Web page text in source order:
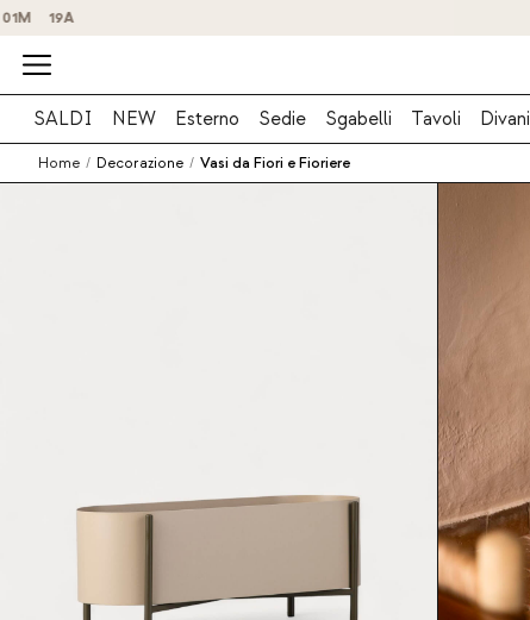
SALDI NEW Esterno Sedie Sgabelli Tavoli Divani
Home / Decorazione / Vasi da Fiori e Fioriere